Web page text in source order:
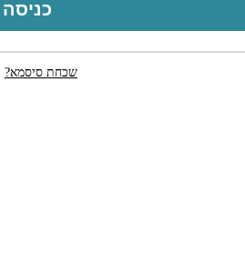
כניסה
שכחת סיסמא?